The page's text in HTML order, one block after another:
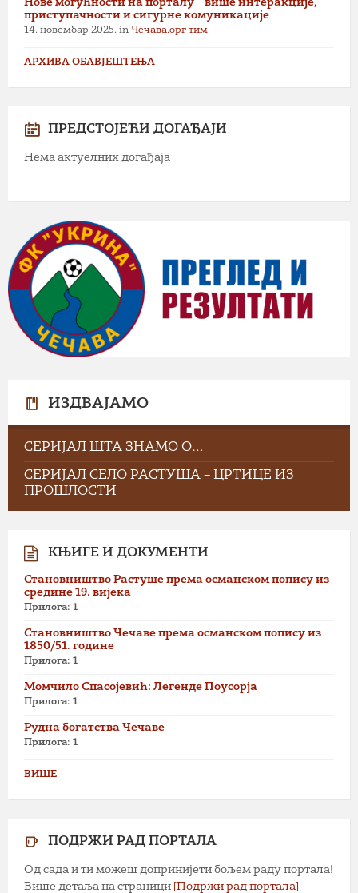
приступачности и сигурне комуникације
14. новембар 2025. in Чечава.орг тим
АРХИВА ОБАВЈЕШТЕЊА
ПРЕДСТОЈЕЋИ ДОГАЂАЈИ
Нема актуелних догађаја
ИЗДВАЈАМО
СЕРИЈАЛ ШТА ЗНАМО О…
СЕРИЈАЛ СЕЛО РАСТУША – ЦРТИЦЕ ИЗ
ПРОШЛОСТИ
КЊИГЕ И ДОКУМЕНТИ
Становништво Растуше према османском попису из
средине 19. вијека
Прилога: 1
Становништво Чечаве према османском попису из
1850/51. године
Прилога: 1
Момчило Спасојевић: Легенде Поусорја
Прилога: 1
Рудна богатства Чечаве
Прилога: 1
ВИШЕ
ПОДРЖИ РАД ПОРТАЛА
Од сада и ти можеш допринијети бољем раду портала!
Више детаља на страници [Подржи рад портала]